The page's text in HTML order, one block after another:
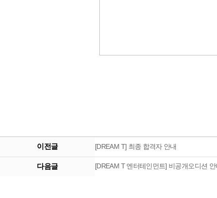
이전글 [DREAM T] 최종 합격자 안내
다음글 [DREAM T 엔터테인먼트] 비공개오디션 안